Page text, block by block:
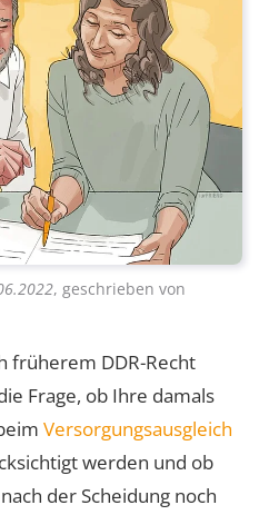
, geschrieben von
früherem DDR-Recht
Frage, ob Ihre damals
Versorgungsausgleich
werden und ob
der Scheidung noch